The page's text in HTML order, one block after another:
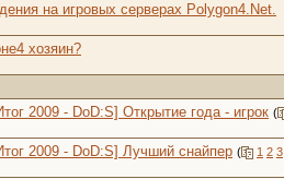
на игровых серверах Polygon4.Net.
хозяин?
2009 - DoD:S] Открытие года - игрок (
2009 - DoD:S] Лучший снайпер ( 1 2 3